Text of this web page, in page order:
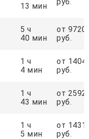
13 мин
5 ч
40 мин
от 9720
руб.
1 ч
4 мин
от 1404
руб.
1 ч
43 мин
от 2592
руб.
1 ч
5 мин
от 1431
руб.